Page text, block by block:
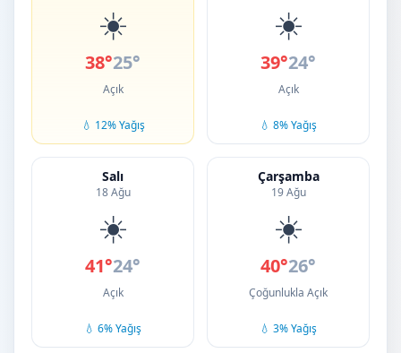
☀️
38°25°
Açık
💧 12% Yağış
☀️
39°24°
Açık
💧 8% Yağış
Salı
18 Ağu
☀️
41°24°
Açık
💧 6% Yağış
Çarşamba
19 Ağu
☀️
40°26°
Çoğunlukla Açık
💧 3% Yağış